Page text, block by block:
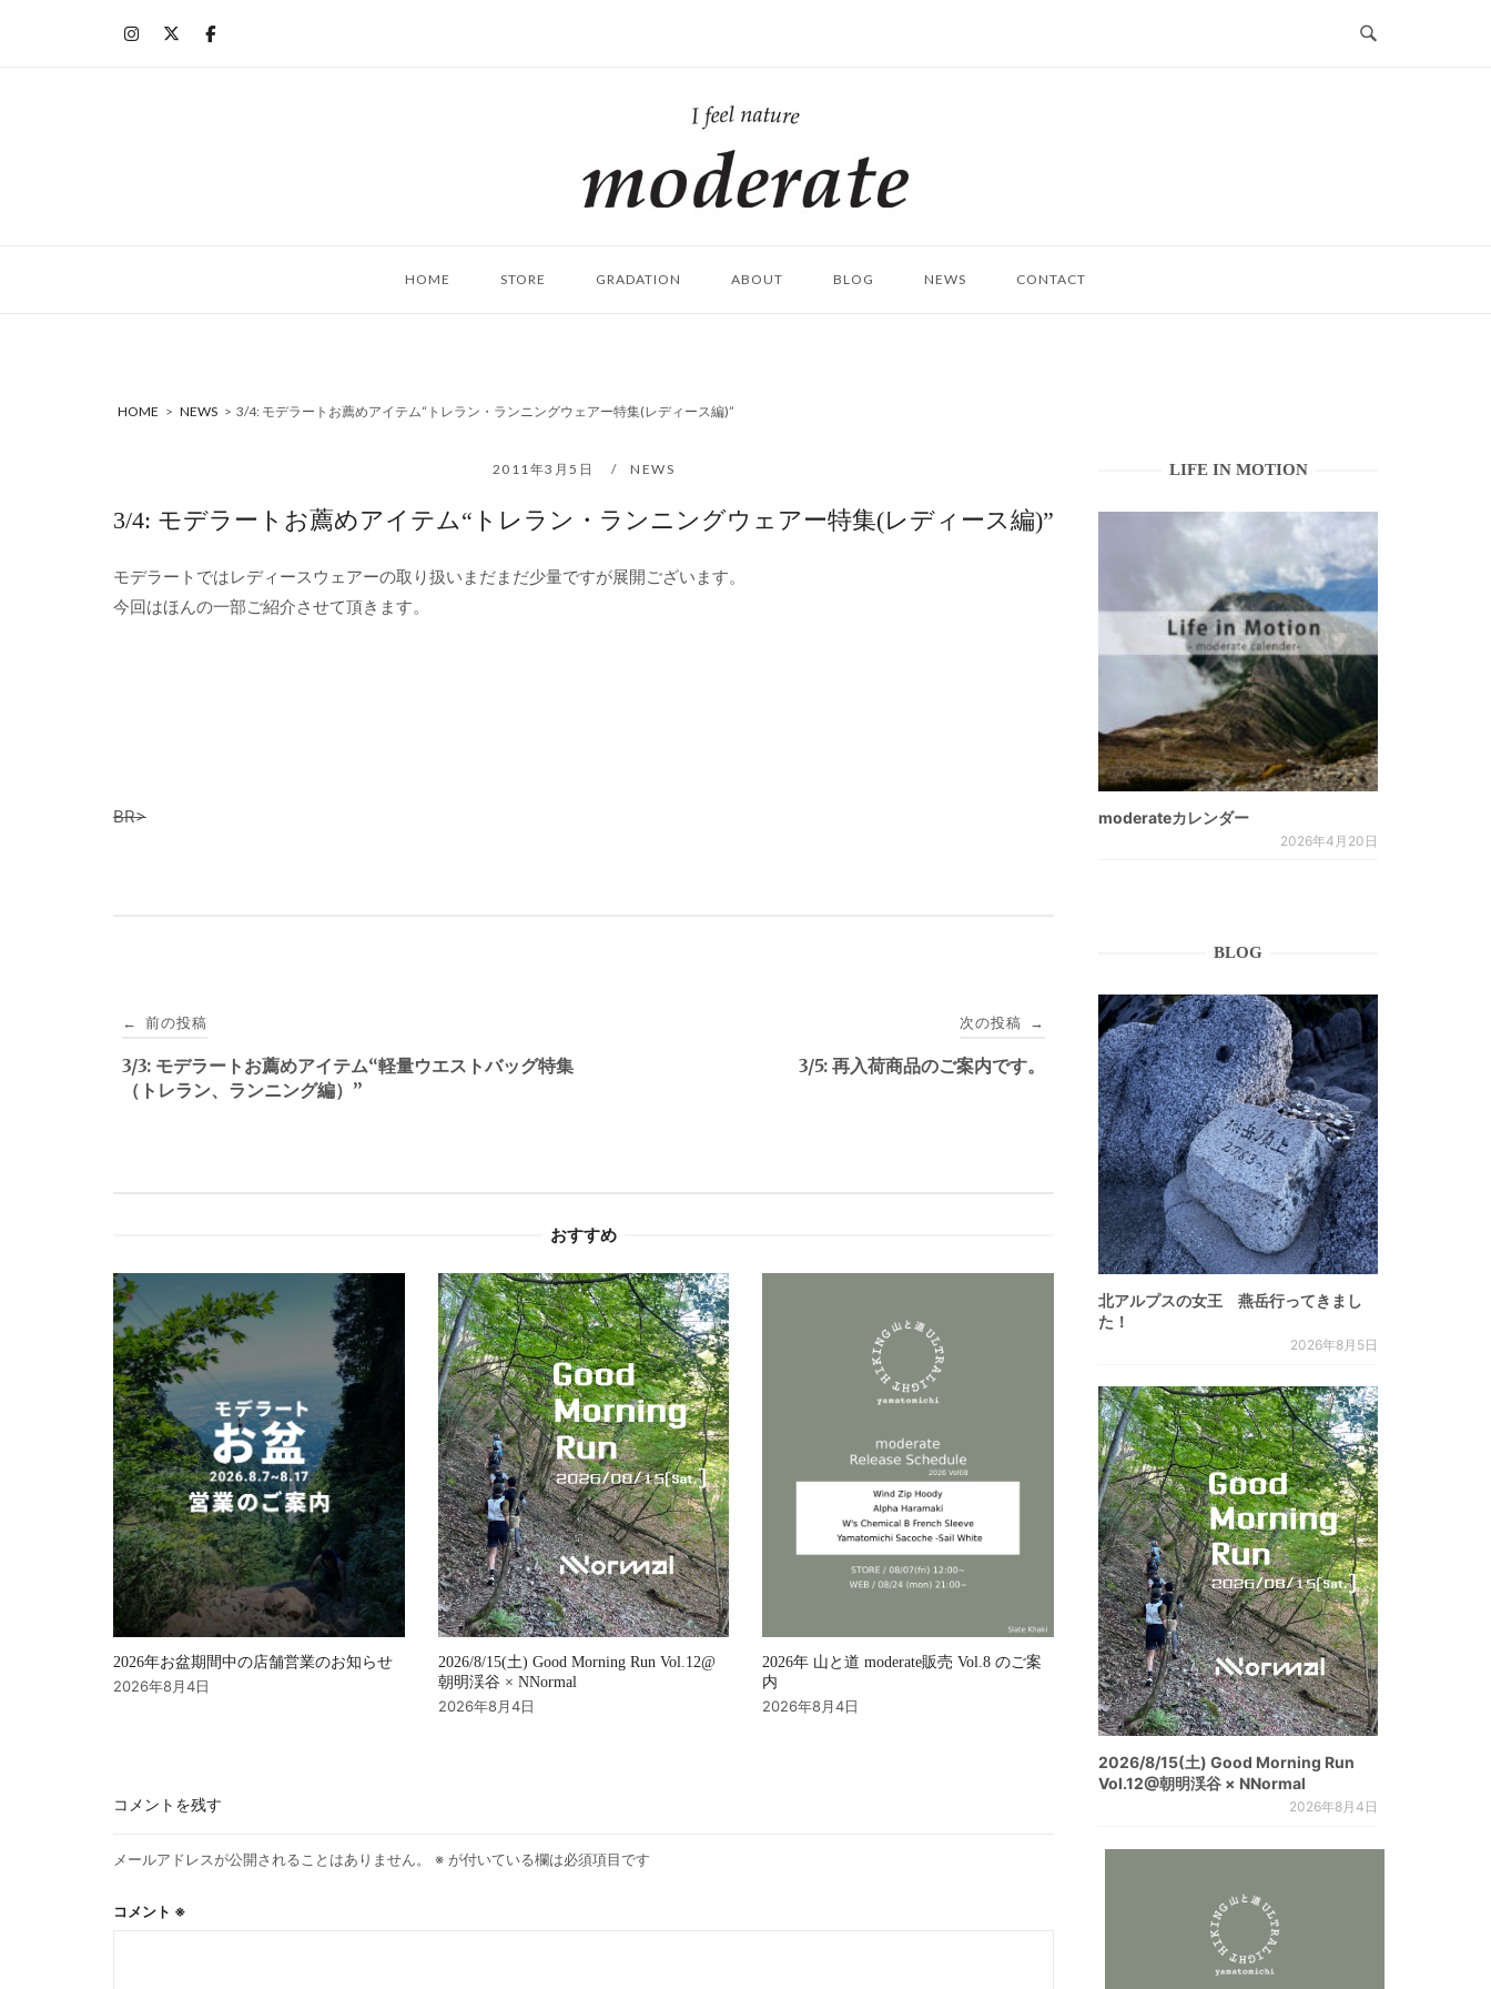
ム
HOME STORE GRADATION ABOUT BLOG NEWS CONTACT
HOME > NEWS > 3/4: モデラートお薦めアイテム“トレラン・ランニングウェアー特集(レディース編)”
2011年3月5日 NEWS
3/4: モデラートお薦めアイテム“トレラン・ランニングウェアー特集(レディース編)”
モデラートではレディースウェアーの取り扱いまだまだ少量ですが展開ございます。
今回はほんの一部ご紹介させて頂きます。
BR>
稿
ナ
シ
ョ
ン
← 前の投稿
3/3: モデラートお薦めアイテム“軽量ウエストバッグ特集
（トレラン、ランニング編）”
次の投稿 →
3/5: 再入荷商品のご案内です。
おすすめ
2026年お盆期間中の店舗営業のお知らせ
2026年8月4日
2026/8/15(土) Good Morning Run Vol.12@
朝明渓谷 × NNormal
2026年8月4日
2026年 山と道 moderate販売 Vol.8 のご案
内
2026年8月4日
コメントを残す
メールアドレスが公開されることはありません。 ※ が付いている欄は必須項目です
コメント ※
LIFE IN MOTION
moderateカレンダー
2026年4月20日
BLOG
北アルプスの女王 燕岳行ってきまし
た！
2026年8月5日
2026/8/15(土) Good Morning Run
Vol.12@朝明渓谷 × NNormal
2026年8月4日